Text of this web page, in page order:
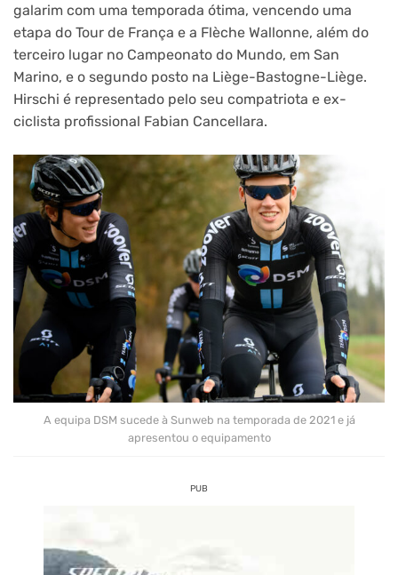
galarim com uma temporada ótima, vencendo uma
etapa do Tour de França e a Flèche Wallonne, além do
terceiro lugar no Campeonato do Mundo, em San
Marino, e o segundo posto na Liège-Bastogne-Liège.
Hirschi é representado pelo seu compatriota e ex-
ciclista profissional Fabian Cancellara.
A equipa DSM sucede à Sunweb na temporada de 2021 e já
apresentou o equipamento
PUB